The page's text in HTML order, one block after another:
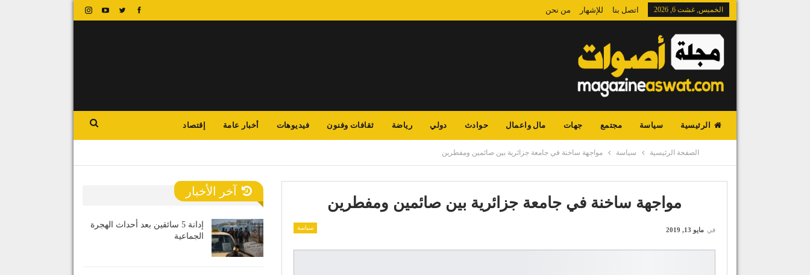
الخميس, غشت 6, 2026 اتصل بنا للإشهار من نحن
الرئيسية سياسة مجتمع جهات مال واعمال حوادث دولي رياضة ثقافات وفنون فيديوهات أخبار عامة إقتصاد
الصفحة الرئيسية سياسة مواجهة ساخنة في جامعة جزائرية بين صائمين ومفطرين
مواجهة ساخنة في جامعة جزائرية بين صائمين ومفطرين
سياسة في مايو 13, 2019
آخر الأخبار
إدانة 5 سائقين بعد أحداث الهجرة
الجماعية